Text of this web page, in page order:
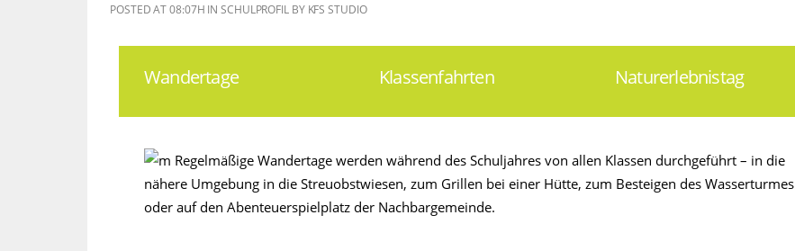
POSTED AT 08:07H INSCHULPROFIL BY KFS STUDIO
Wandertage Klassenfahrten Naturerlebnistag
Regelmäßige Wandertage werden während des Schuljahres von allen Klassen durchgeführt – in die
nähere Umgebung in die Streuobstwiesen, zum Grillen bei einer Hütte, zum Besteigen des Wasserturmes
oder auf den Abenteuerspielplatz der Nachbargemeinde.